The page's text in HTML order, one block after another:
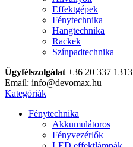
Effektgépek
Fénytechnika
Hangtechnika
Rackek
Színpadtechnika
Ügyfélszolgálat +36 20 337 1313
Email: info@devomax.hu
Kategóriák
Fénytechnika
Akkumulátoros
Fényvezérlők